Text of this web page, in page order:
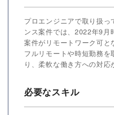
プロエンジニアで取り扱
ンス案件では、2022年9月
案件がリモートワーク可と
フルリモートや時短勤務を
り、柔軟な働き方への対応
必要なスキル